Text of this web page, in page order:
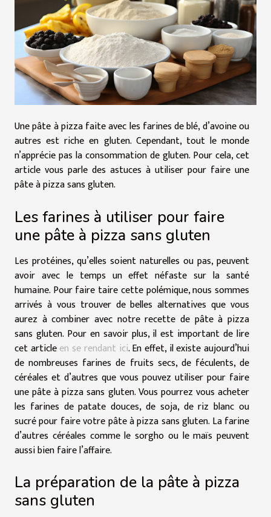
Une pâte à pizza faite avec les farines de blé, d’avoine ou
autres est riche en gluten. Cependant, tout le monde
n’apprécie pas la consommation de gluten. Pour cela, cet
article vous parle des astuces à utiliser pour faire une
pâte à pizza sans gluten.
Les farines à utiliser pour faire
une pâte à pizza sans gluten
Les protéines, qu’elles soient naturelles ou pas, peuvent
avoir avec le temps un effet néfaste sur la santé
humaine. Pour faire taire cette polémique, nous sommes
arrivés à vous trouver de belles alternatives que vous
aurez à combiner avec notre recette de pâte à pizza
sans gluten. Pour en savoir plus, il est important de lire
cet articleen se rendant ici. En effet, il existe aujourd’hui
de nombreuses farines de fruits secs, de féculents, de
céréales et d’autres que vous pouvez utiliser pour faire
une pâte à pizza sans gluten. Vous pourrez vous acheter
les farines de patate douces, de soja, de riz blanc ou
sucré pour faire votre pâte à pizza sans gluten. La farine
d’autres céréales comme le sorgho ou le maïs peuvent
aussi bien faire l’affaire.
La préparation de la pâte à pizza
sans gluten